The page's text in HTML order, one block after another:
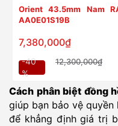
Orient 43.5mm Nam
AA0E01S19B
7,380,000₫
-40
%
12,300,000₫
Cách phân biệt đồng
giúp bạn bảo vệ
để khẳng định giá trị